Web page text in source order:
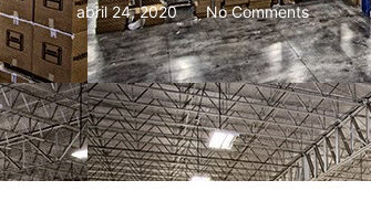
abril 24, 2020 No Comments